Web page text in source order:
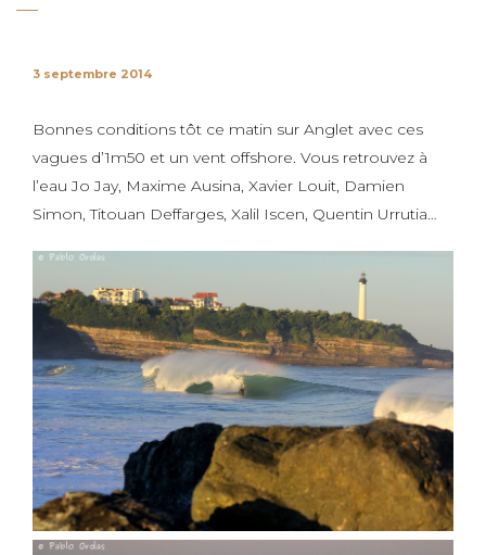
3 septembre 2014
Bonnes conditions tôt ce matin sur Anglet avec ces
vagues d’1m50 et un vent offshore. Vous retrouvez à
l’eau Jo Jay, Maxime Ausina, Xavier Louit, Damien
Simon, Titouan Deffarges, Xalil Iscen, Quentin Urrutia…